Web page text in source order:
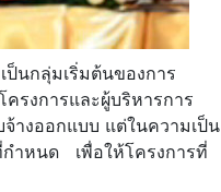
ป็นกลุ่มเริ่มต้นของการ
รงการและผู้บริหารการ
างออกแบบ แต่ในความเป็น
ำหนด เพื่อให้โครงการที่